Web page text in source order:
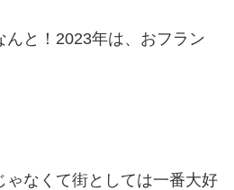
んと！2023年は、おフラン
ゃなくて街としては一番大好